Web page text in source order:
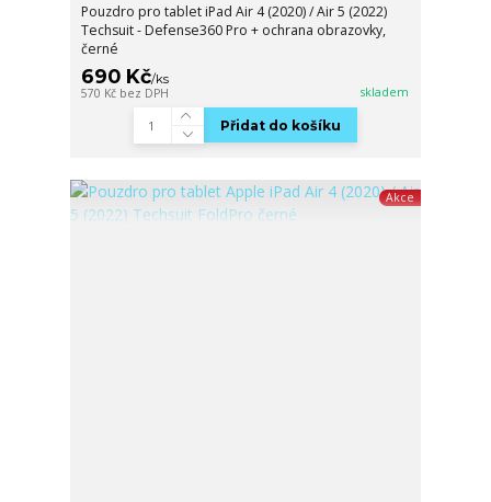
Pouzdro pro tablet iPad Air 4 (2020) / Air 5 (2022)
Techsuit - Defense360 Pro + ochrana obrazovky,
černé
690 Kč/ks
570 Kč bez DPH skladem
Přidat do košíku
Akce